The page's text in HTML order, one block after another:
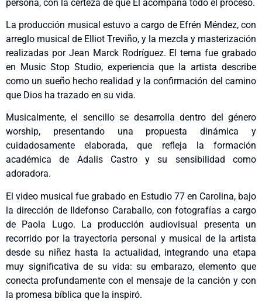
persona, con la certeza de que Él acompaña todo el proceso.
La producción musical estuvo a cargo de Efrén Méndez, con
arreglo musical de Elliot Treviño, y la mezcla y masterización
realizadas por Jean Marck Rodríguez. El tema fue grabado
en Music Stop Studio, experiencia que la artista describe
como un sueño hecho realidad y la confirmación del camino
que Dios ha trazado en su vida.
Musicalmente, el sencillo se desarrolla dentro del género
worship, presentando una propuesta dinámica y
cuidadosamente elaborada, que refleja la formación
académica de Adalis Castro y su sensibilidad como
adoradora.
El video musical fue grabado en Estudio 77 en Carolina, bajo
la dirección de Ildefonso Caraballo, con fotografías a cargo
de Paola Lugo. La producción audiovisual presenta un
recorrido por la trayectoria personal y musical de la artista
desde su niñez hasta la actualidad, integrando una etapa
muy significativa de su vida: su embarazo, elemento que
conecta profundamente con el mensaje de la canción y con
la promesa bíblica que la inspiró.